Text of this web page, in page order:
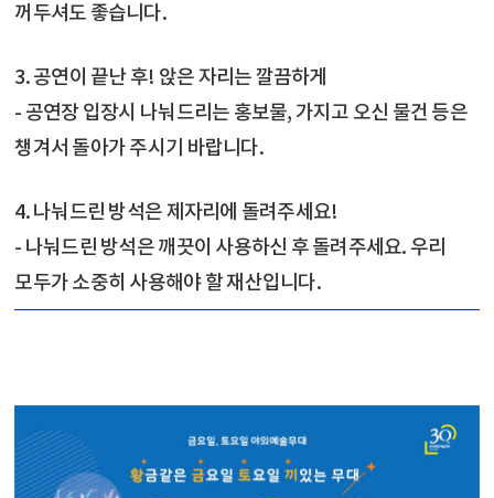
꺼두셔도 좋습니다.
​3. 공연이 끝난 후! 앉은 자리는 깔끔하게
- 공연장 입장시 나눠드리는 홍보물, 가지고 오신 물건 등은
챙겨서 돌아가 주시기 바랍니다. ​
4. 나눠드린 방석은 제자리에 돌려주세요!
- 나눠드린 방석은 깨끗이 사용하신 후 돌려주세요. 우리
모두가 소중히 사용해야 할 재산입니다.